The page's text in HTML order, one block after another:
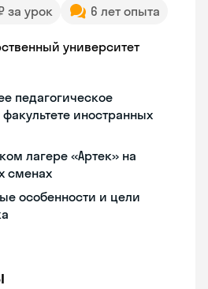
за урок 6 лет опыта
университет
педагогическое
иностранных
лагере «Артек» на
сменах
особенности и цели